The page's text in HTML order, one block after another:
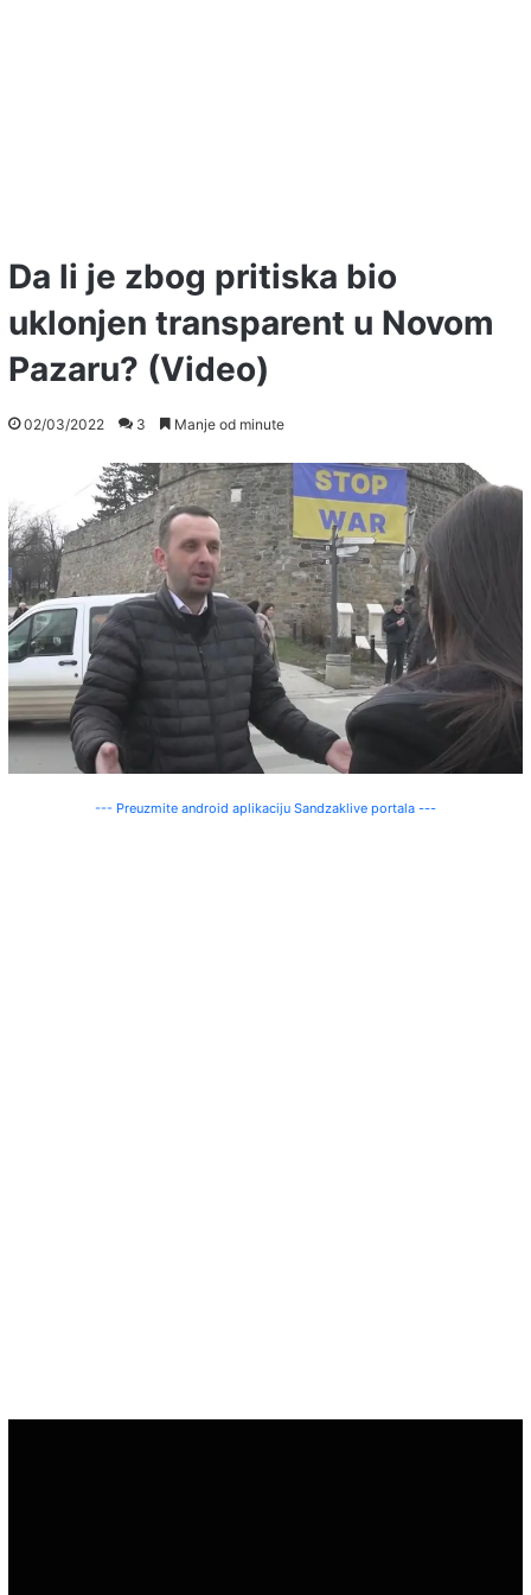
Da li je zbog pritiska bio
uklonjen transparent u Novom
Pazaru? (Video)
02/03/2022 3 Manje od minute
--- Preuzmite android aplikaciju Sandzaklive portala ---